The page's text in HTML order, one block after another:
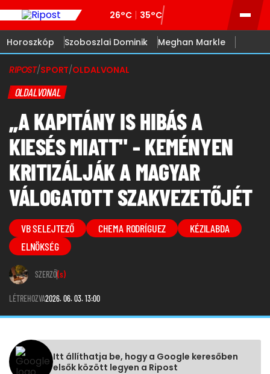
26°C 35°C
Horoszkóp Szoboszlai Dominik Meghan Markle
RIPOST/SPORT/OLDALVONAL
OLDALVONAL
„A KAPITÁNY IS HIBÁS A
KIESÉS MIATT" - KEMÉNYEN
KRITIZÁLJÁK A MAGYAR
VÁLOGATOTT SZAKVEZETŐJÉT
VB SELEJTEZŐ CHEMA RODRÍGUEZ
KÉZILABDA
ELNÖKSÉG
SZERZŐ(s)
LÉTREHOZVA2026. 06. 03. 13:00
Itt állíthatja be, hogy a Google keresőben
elsők között legyen a Ripost